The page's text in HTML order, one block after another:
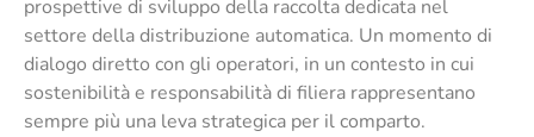
prospettive di sviluppo della raccolta dedicata nel
settore della distribuzione automatica. Un momento di
dialogo diretto con gli operatori, in un contesto in cui
sostenibilità e responsabilità di filiera rappresentano
sempre più una leva strategica per il comparto.